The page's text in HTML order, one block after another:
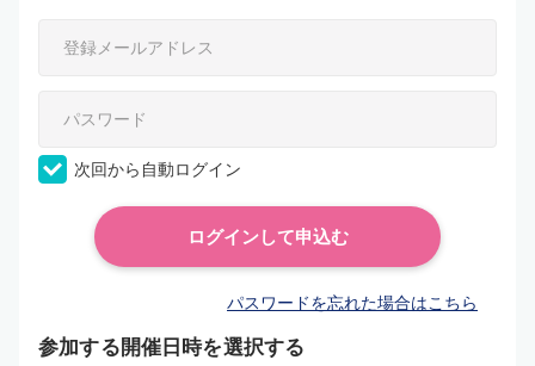
次回から自動ログイン
パスワードを忘れた場合はこちら
参加する開催日時を選択する